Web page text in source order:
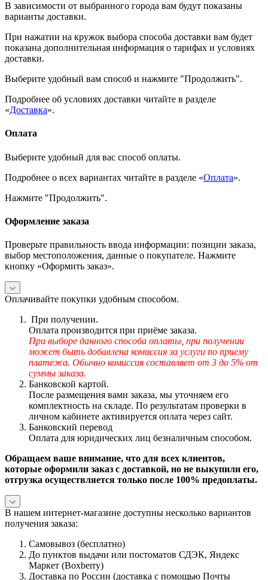
В зависимости от выбранного города вам будут показаны
варианты доставки.
При нажатии на кружок выбора способа доставки вам будет
показана дополнительная информация о тарифах и условиях
доставки.
Выберите удобный вам способ и нажмите "Продолжить".
Подробнее об условиях доставки читайте в разделе
«Доставка».
Оплата
Выберите удобный для вас способ оплаты.
Подробнее о всех вариантах читайте в разделе «Оплата».
Нажмите "Продолжить".
Оформление заказа
Проверьте правильность ввода информации: позиции заказа,
выбор местоположения, данные о покупателе. Нажмите
кнопку «Оформить заказ».
Оплачивайте покупки удобным способом.
При получении.
Оплата производится при приёме заказа.
При выборе данного способа оплаты, при получении
может быть добавлена комиссия за услуги по приему
платежа. Обычно комиссия составляет от 3 до 5% от
суммы заказа.
Банковской картой.
После размещения вами заказа, мы уточняем его
комплектность на складе. По результатам проверки в
личном кабинете активируется оплата через сайт.
Банковский перевод
Оплата для юридических лиц безналичным способом.
Обращаем ваше внимание, что для всех клиентов,
которые оформили заказ с доставкой, но не выкупили его,
отгрузка осуществляется только после 100% предоплаты.
В нашем интернет-магазине доступны несколько вариантов
получения заказа:
Самовывоз (бесплатно)
До пунктов выдачи или постоматов СДЭК, Яндекс
Маркет (Boxberry)
Доставка по России (доставка с помощью Почты